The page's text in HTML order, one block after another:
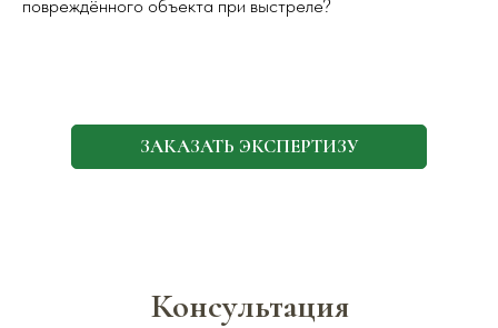
повреждённого объекта при выстреле?
ЗАКАЗАТЬ ЭКСПЕРТИЗУ
Консультация